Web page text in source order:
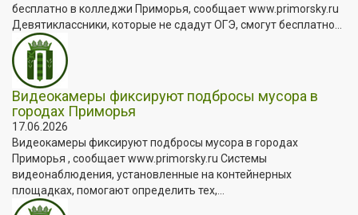
бесплатно в колледжи Приморья, сообщает www.primorsky.ru
Девятиклассники, которые не сдадут ОГЭ, смогут бесплатно...
Видеокамеры фиксируют подбросы мусора в
городах Приморья
17.06.2026
Видеокамеры фиксируют подбросы мусора в городах
Приморья , сообщает www.primorsky.ru Системы
видеонаблюдения, установленные на контейнерных
площадках, помогают определить тех,...